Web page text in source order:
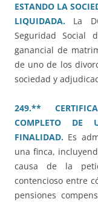
ESTANDO LA
LIQUIDADA. La
Seguridad Social
ganancial de
de uno de los
sociedad y
249.**
COMPLETO DE
FINALIDAD. Es
una finca,
causa de la
contencioso entre
pensiones